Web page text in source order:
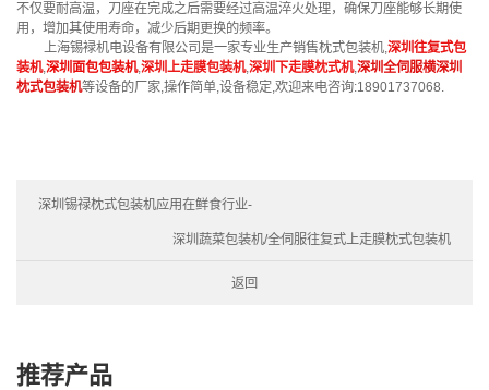
不仅要耐高温，刀座在完成之后需要经过高温淬火处理，确保刀座能够长期使
用，增加其使用寿命，减少后期更换的频率。
上海锡䘵机电设备有限公司是一家专业生产销售枕式包装机,深圳往复式包
装机,深圳面包包装机,深圳上走膜包装机,深圳下走膜枕式机,深圳全伺服横深圳
枕式包装机等设备的厂家,操作简单,设备稳定,欢迎来电咨询:18901737068.
深圳锡禄枕式包装机应用在鲜食行业-
深圳蔬菜包装机/全伺服往复式上走膜枕式包装机
返回
推荐产品